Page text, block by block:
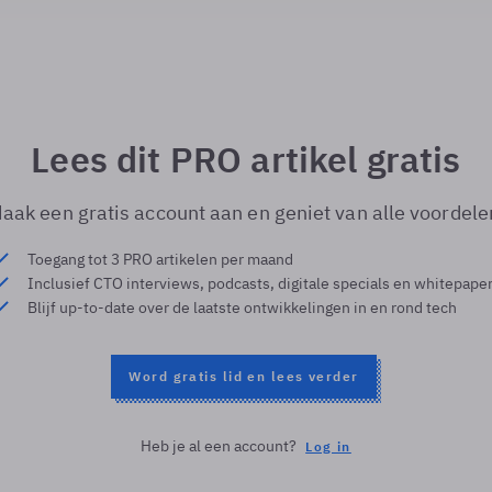
Lees dit PRO artikel gratis
een gratis account aan en geniet van alle
Toegang tot 3 PRO artikelen per maand
Inclusief CTO interviews, podcasts, digitale specials en
Blijf up-to-date over de laatste ontwikkelingen in en rond tech
Word gratis lid en lees verder
Heb je al een account? Log in